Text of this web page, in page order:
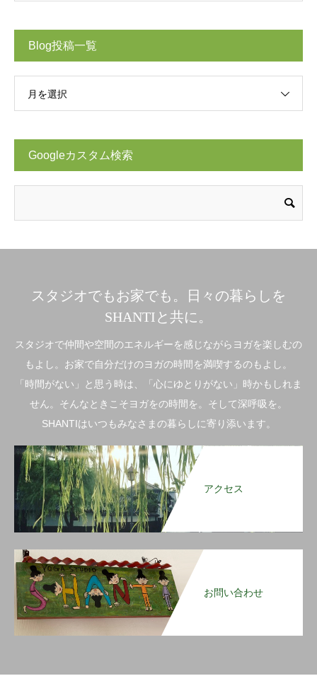
Blog投稿一覧
月を選択
Googleカスタム検索
スタジオでもお家でも。日々の暮らしを
SHANTIと共に。
スタジオで仲間や空間のエネルギーを感じながらヨガを楽しむの
もよし。お家で自分だけのヨガの時間を満喫するのもよし。
「時間がない」と思う時は、「心にゆとりがない」時かもしれま
せん。そんなときこそヨガをの時間を。そして深呼吸を。
SHANTIはいつもみなさまの暮らしに寄り添います。
アクセス
お問い合わせ